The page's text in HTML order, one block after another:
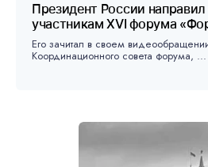
Президент России
участникам XVI форума
Его зачитал в своем
Координационного совета форума, ...